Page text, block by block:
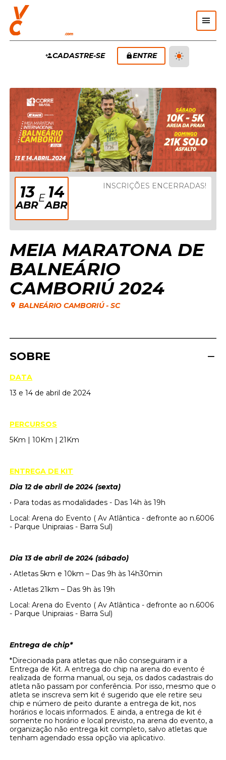
Pular Navegação (s)
PRINCIPALCADASTRE-SE ENTRE
13
ABR
E 14
ABR
INSCRIÇÕES ENCERRADAS!
MEIA MARATONA DE
BALNEÁRIO
CAMBORIÚ 2024
BALNEÁRIO CAMBORIÚ- SC
SOBRE
DATA
13 e 14 de abril de 2024
PERCURSOS
5Km | 10Km | 21Km
ENTREGA DE KIT
Dia 12 de abril de 2024 (sexta)
• Para todas as modalidades - Das 14h às 19h
Local: Arena do Evento ( Av Atlântica - defronte ao n.6006
- Parque Unipraias - Barra Sul)
Dia 13 de abril de 2024 (sábado)
• Atletas 5km e 10km – Das 9h às 14h30min
• Atletas 21km – Das 9h às 19h
Local: Arena do Evento ( Av Atlântica - defronte ao n.6006
- Parque Unipraias - Barra Sul)
Entrega de chip*
*Direcionada para atletas que não conseguiram ir a
Entrega de Kit. A entrega do chip na arena do evento é
realizada de forma manual, ou seja, os dados cadastrais do
atleta não passam por conferência. Por isso, mesmo que o
atleta se inscreva sem kit é sugerido que ele retire seu
chip e número de peito durante a entrega de kit, nos
horários e locais informados. E ainda, a entrega de kit é
somente no horário e local previsto, na arena do evento, a
organização não entrega kit completo, salvo atletas que
tenham agendado essa opção via aplicativo.